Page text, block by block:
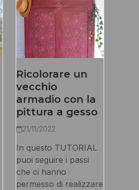
Ricolorare un
vecchio
armadio con la
pittura a gesso
21/11/2022
In questo TUTORIAL
puoi seguire i passi
che ci hanno
permesso di realizzare